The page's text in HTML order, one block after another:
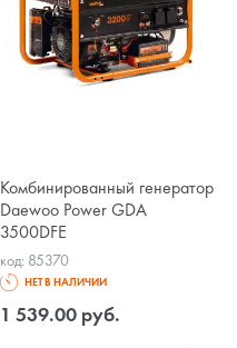
Комбинированный генератор
Daewoo Power GDA
3500DFE
код: 85370
НЕТ В НАЛИЧИИ
1 539.00 руб.